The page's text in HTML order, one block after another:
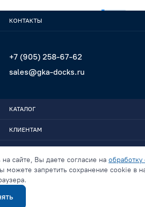
КОНТАКТЫ
+7 (905) 258-67-62
sales@gka-docks.ru
КАТАЛОГ
КЛИЕНТАМ
СВЯЗАТЬСЯ
на сайте, Вы даете согласие на
можете запретить сохранение cookie в